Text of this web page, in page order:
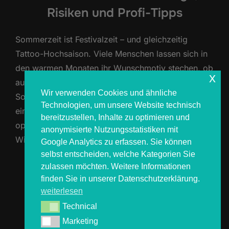
Risiken und Profi-Tipps
Sommerzeit ist Festivalzeit – und gleichzeitig
Tattoo-Hochsaison. Viele Menschen lassen sich in
den warmen Monaten ihr Wunschmotiv stechen, ob
auf dem Festival oder im Studio. Doch gerade bei
Sonne, Hitze, Staub und Outdoor-Action gibt es
einiges zu beachten, damit dein neues Tattoo
optimal verheilt und du lange Freude daran hast.
Wir bei COSMOS4YOU stechen jedes …
MEHRÜBER „TATTOOS IM SOMMER –
LESEN
Wir verwenden Cookies und ähnliche
Technologien, um unsere Website technisch
bereitzustellen, Inhalte zu optimieren und
anonymisierte Nutzungsstatistiken mit
Google Analytics zu erfassen. Sie können
selbst entscheiden, welche Kategorien Sie
zulassen möchten. Weitere Informationen
finden Sie in unserer Datenschutzerklärung.
weiterlesen
TechnicalTechnical
MarketingMarketing
x